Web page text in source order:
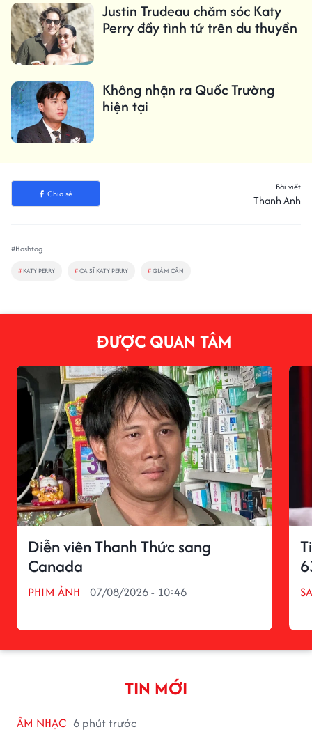
Justin Trudeau chăm sóc Katy
Perry đầy tình tứ trên du thuyền
Không nhận ra Quốc Trường
hiện tại
Chia sẻ
Bài viết
Thanh Anh
#Hashtag
# KATY PERRY #CA SĨ KATY PERRY #GIẢM CÂN
ĐƯỢC QUAN TÂM
Diễn viên Thanh Thức sang
Canada
PHIM ẢNH 07/08/2026 - 10:46
TIN MỚI
ÂM NHẠC 6 phút trước